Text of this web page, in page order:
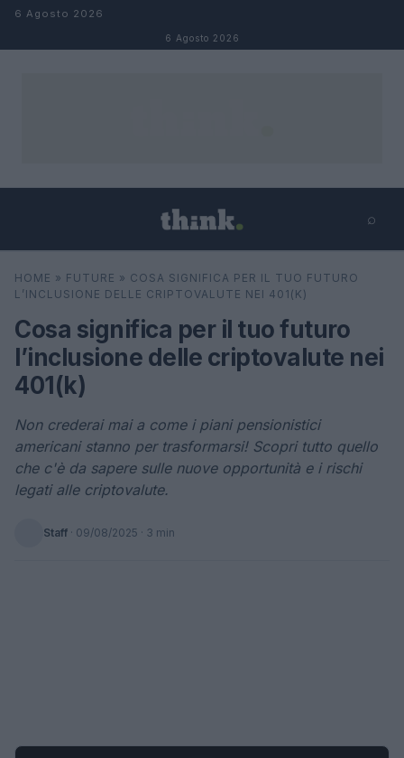
Salta al contenuto
6 Agosto 2026
6 Agosto 2026
⌕
Cerca ⌕
HOME » FUTURE » COSA SIGNIFICA PER IL TUO FUTURO
L’INCLUSIONE DELLE CRIPTOVALUTE NEI 401(K)
Cosa significa per il tuo futuro
l’inclusione delle criptovalute nei
401(k)
Non crederai mai a come i piani pensionistici
americani stanno per trasformarsi! Scopri tutto quello
che c'è da sapere sulle nuove opportunità e i rischi
legati alle criptovalute.
Staff · 09/08/2025 · 3 min